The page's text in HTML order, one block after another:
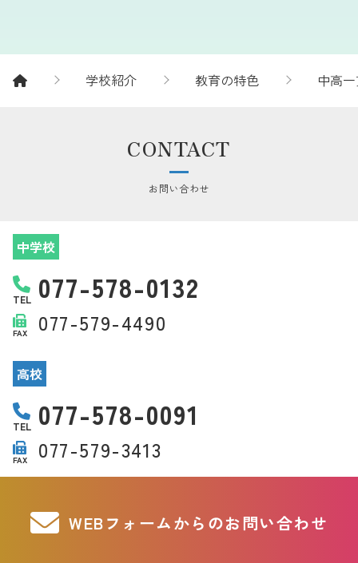
学校紹介 教育の特色 中高
CONTACT
お問い合わせ
中学校
TEL 077-578-0132
FAX 077-579-4490
高校
TEL 077-578-0091
FAX 077-579-3413
WEBフォームからのお問い合わせ